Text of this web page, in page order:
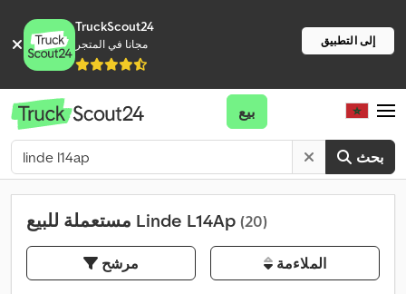
TruckScout24
مجانا في المتجر إلى التطبيق
بحث
بيع
مستعملة للبيع Linde L14Ap (20)
مرشح الملاءمة